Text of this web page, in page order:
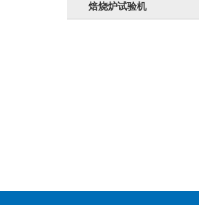
焙烧炉试验机